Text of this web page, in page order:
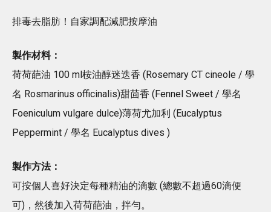
排毒去脂肪！自家調配減肥按摩油
製作材料：
荷荷葩油 100 ml桉油醇迷迭香 (Rosemary CT cineole / 學
名 Rosmarinus officinalis)甜茴香 (Fennel Sweet / 學名
Foeniculum vulgare dulce)薄荷尤加利 (Eucalyptus
Peppermint / 學名 Eucalyptus dives )
製作方法：
可按個人喜好決定每種精油的滴數 (總數不超過60滴便
可)，然後加入荷荷葩油，拌勻。